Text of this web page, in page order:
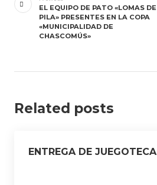
entradas
EL EQUIPO DE PATO «LOMAS DE
PILA» PRESENTES EN LA COPA
«MUNICIPALIDAD DE
CHASCOMÚS»
Related posts
ENTREGA DE JUEGOTECA